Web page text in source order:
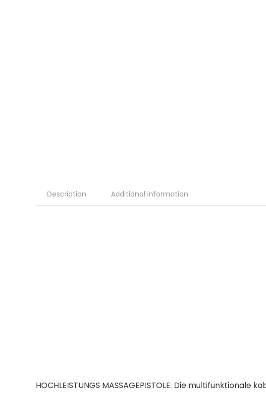
Description Additional information
HOCHLEISTUNGS MASSAGEPISTOLE: Die